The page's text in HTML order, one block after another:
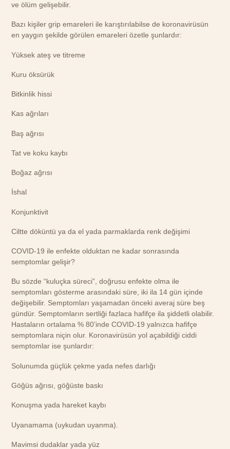
ve ölüm gelişebilir.
Bazı kişiler grip emareleri ile karıştırılabilse de koronavirüsün
en yaygın şekilde görülen emareleri özetle şunlardır:
Yüksek ateş ve titreme
Kuru öksürük
Bitkinlik hissi
Kas ağrıları
Baş ağrısı
Tat ve koku kaybı
Boğaz ağrısı
İshal
Konjunktivit
Ciltte döküntü ya da el yada parmaklarda renk değişimi
COVID-19 ile enfekte olduktan ne kadar sonrasında
semptomlar gelişir?
Bu sözde “kuluçka süreci”, doğrusu enfekte olma ile
semptomları gösterme arasındaki süre, iki ila 14 gün içinde
değişebilir. Semptomları yaşamadan önceki averaj süre beş
gündür. Semptomların sertliği fazlaca hafifçe ila şiddetli olabilir.
Hastaların ortalama % 80’inde COVID-19 yalnızca hafifçe
semptomlara niçin olur. Koronavirüsün yol açabildiği ciddi
semptomlar ise şunlardır:
Solunumda güçlük çekme yada nefes darlığı
Göğüs ağrısı, göğüste baskı
Konuşma yada hareket kaybı
Uyanamama (uykudan uyanma).
Mavimsi dudaklar yada yüz